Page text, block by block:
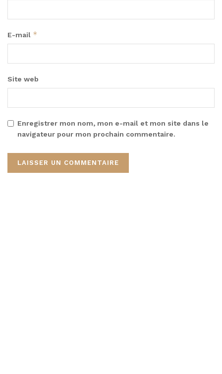
E-mail *
Site web
Enregistrer mon nom, mon e-mail et mon site dans le
navigateur pour mon prochain commentaire.